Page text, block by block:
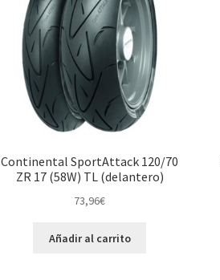
Continental SportAttack 120/70
ZR 17 (58W) TL (delantero)
73,96€
Añadir al carrito